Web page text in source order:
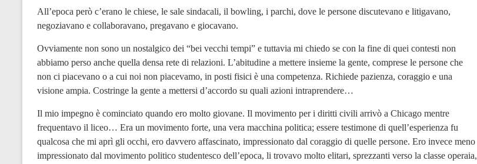
All’epoca però c’erano le chiese, le sale sindacali, il bowling, i parchi, dove le persone discutevano e litigavano,
negoziavano e collaboravano, pregavano e giocavano.
Ovviamente non sono un nostalgico dei “bei vecchi tempi” e tuttavia mi chiedo se con la fine di quei contesti non
abbiamo perso anche quella densa rete di relazioni. L’abitudine a mettere insieme la gente, comprese le persone che
non ci piacevano o a cui noi non piacevamo, in posti fisici è una competenza. Richiede pazienza, coraggio e una
visione ampia. Costringe la gente a mettersi d’accordo su quali azioni intraprendere…
Il mio impegno è cominciato quando ero molto giovane. Il movimento per i diritti civili arrivò a Chicago mentre
frequentavo il liceo… Era un movimento forte, una vera macchina politica; essere testimone di quell’esperienza fu
qualcosa che mi aprì gli occhi, ero davvero affascinato, impressionato dal coraggio di quelle persone. Ero invece meno
impressionato dal movimento politico studentesco dell’epoca, li trovavo molto elitari, sprezzanti verso la classe operaia,